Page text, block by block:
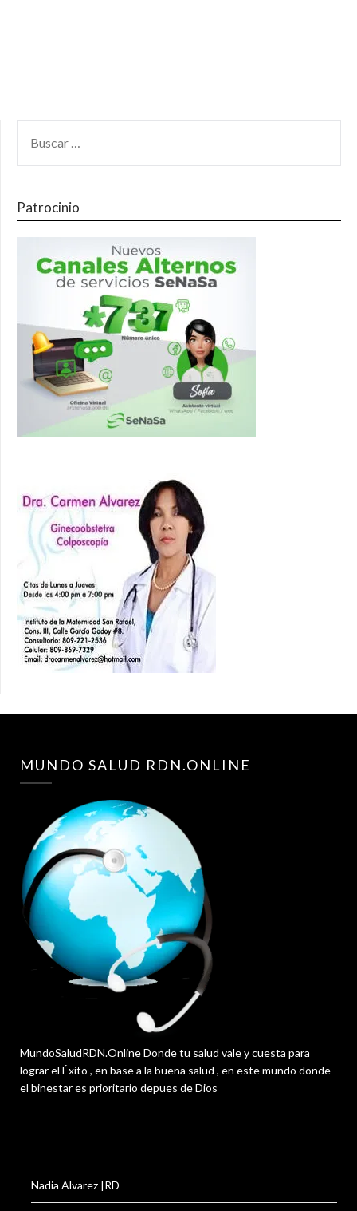
Patrocinio
MUNDO SALUD RDN.ONLINE
MundoSaludRDN.Online Donde tu salud vale y cuesta para
lograr el Éxito , en base a la buena salud , en este mundo donde
el binestar es prioritario depues de Dios
Nadia Alvarez |RD